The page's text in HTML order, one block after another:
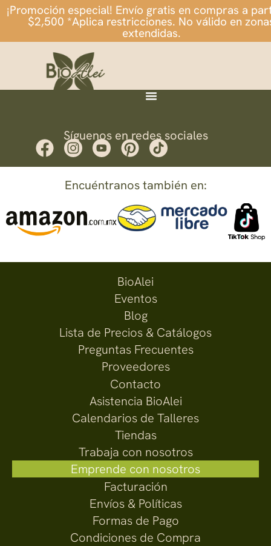
¡Promoción especial! Envío gratis en compras a
$2,500 *Aplica restricciones. No válido en
extendidas.
Síguenos en redes sociales
Encuéntranos también en:
BioAlei
Eventos
Blog
Lista de Precios & Catálogos
Preguntas Frecuentes
Proveedores
Contacto
Asistencia BioAlei
Calendarios de Talleres
Tiendas
Trabaja con nosotros
Emprende con nosotros
Facturación
Envíos & Políticas
Formas de Pago
Condiciones de Compra